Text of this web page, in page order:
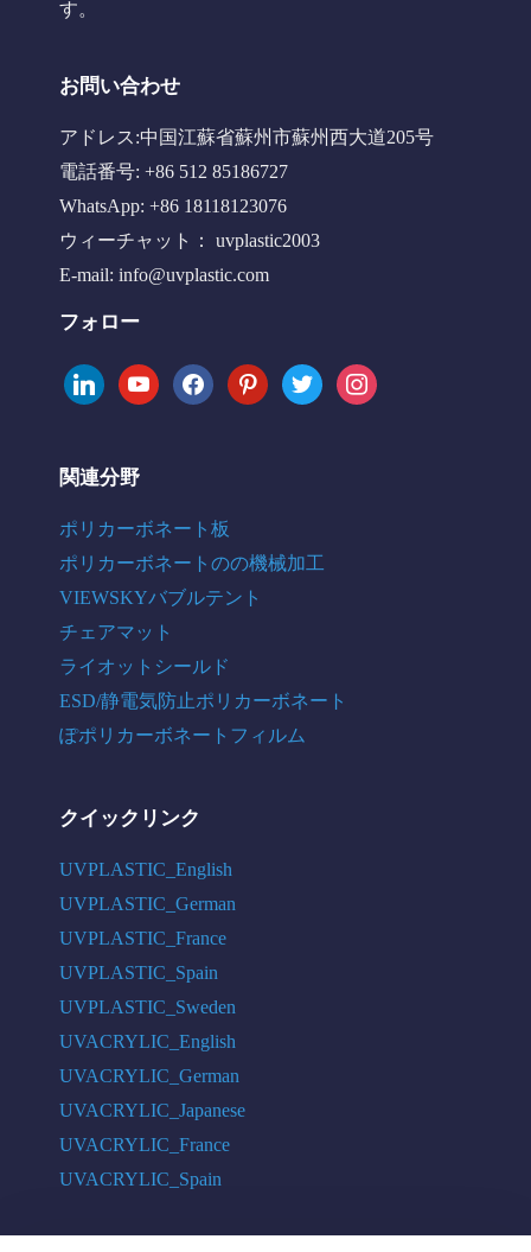
す。
お問い合わせ
アドレス:中国江蘇省蘇州市蘇州西大道205号
電話番号: +86 512 85186727
WhatsApp: +86 18118123076
ウィーチャット： uvplastic2003
E-mail: info@uvplastic.com
フォロー
linkedinyoutubefacebookpinteresttwitter instagram
関連分野
ポリカーボネート板
ポリカーボネートのの機械加工
VIEWSKYバブルテント
チェアマット
ライオットシールド
ESD/静電気防止ポリカーボネート
ぽポリカーボネートフィルム
クイックリンク
UVPLASTIC_English
UVPLASTIC_German
UVPLASTIC_France
UVPLASTIC_Spain
UVPLASTIC_Sweden
UVACRYLIC_English
UVACRYLIC_German
UVACRYLIC_Japanese
UVACRYLIC_France
UVACRYLIC_Spain